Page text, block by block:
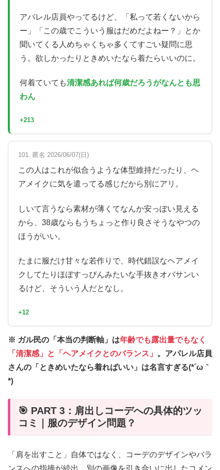
アパレル店員やってるけど、「私って若くないから
ー」「この歳でこういう服はだめだよねー？」とか
聞いてくる人めちゃくちゃ多くてすごい疑問に思
う。欲しかったりときめいたなら着たらいいのに。
何着ていても清潔感あれば何歳だろうがなんとも思
わん
+213
101. 匿名 2026/06/07(日)
この人はこれが似合うような体型維持だったり、ヘ
アメイクに気を遣ってる感じだから別にアリ。
しいて言うなら素材が薄くてなんか安っぽい見える
から、38歳ならもうちょっと作り良さそうなやつの
ほうがいい。
たまに服だけ甘々な若作りで、時代錯誤なヘアメイ
クしてたりほぼすっぴんみたいな手抜きオバサンい
るけど、そういう人だとなし。
+12
※ ガル民の「本当の判断軸」は年齢でも露出量でもなく
「清潔感」と「ヘアメイクとのバランス」 。アパレル店員
さんの「ときめいたなら着ればいい」は名言すぎる(*´ω｀
*)
🎯 PART 3：肩出しコーデへの具体的ツッ
コミ｜服のデザイン問題？
「肩を出すこと」自体ではなく、コーデのデザインやバラ